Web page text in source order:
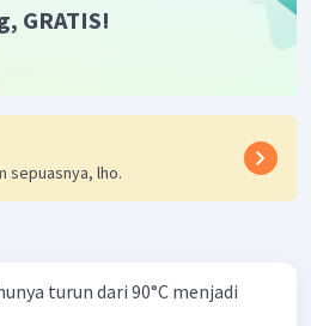
GRATIS!
sepuasnya, lho.
turun dari 90°C menjadi